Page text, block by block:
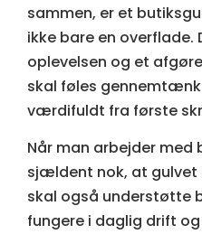
sammen, er et
ikke bare en overflade.
oplevelsen og et
skal føles
værdifuldt fra første
Når man arbejder med
sjældent nok, at
skal også understøtte
fungere i daglig drift